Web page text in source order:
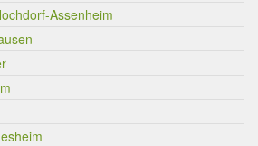
Assenheim